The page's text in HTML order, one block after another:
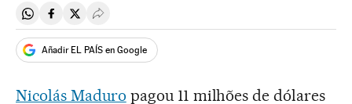
Compartir en Whatsapp
Compartir en Facebook
Compartir en Twitter
Desplegar Redes Sociales
Añadir EL PAÍS en Google
Nicolás Maduro pagou 11 milhões de dólares